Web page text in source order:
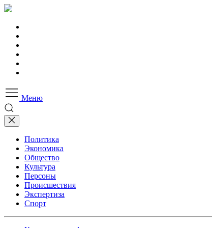
Меню
Политика
Экономика
Общество
Культура
Персоны
Происшествия
Экспертиза
Спорт